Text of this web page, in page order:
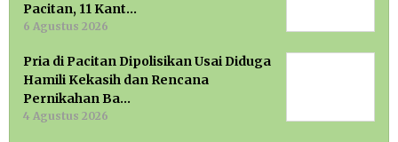
Pacitan, 11 Kant…
6 Agustus 2026
Pria di Pacitan Dipolisikan Usai Diduga
Hamili Kekasih dan Rencana
Pernikahan Ba…
4 Agustus 2026